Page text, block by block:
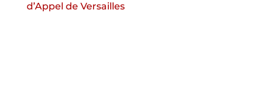
d’Appel de Versailles